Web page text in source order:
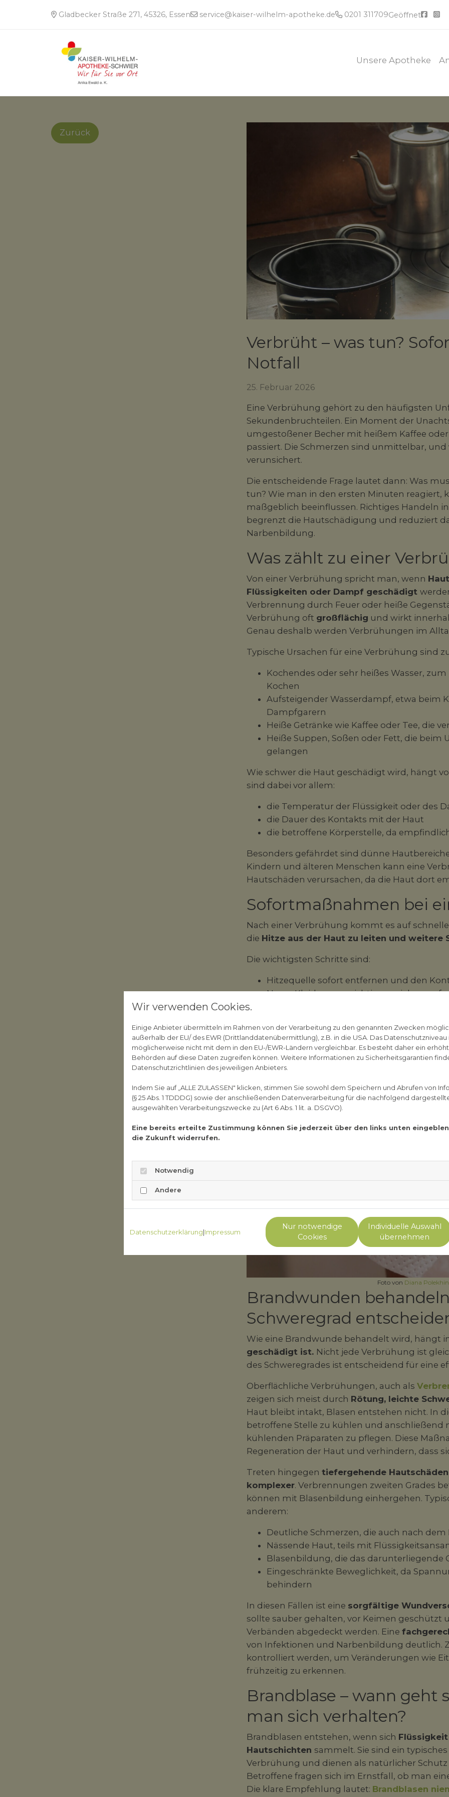
Gladbecker Straße 271, 45326, Essen service@kaiser-wilhelm-apotheke.de 0201 311709Geöffnet
Unsere Apotheke
Zurück
Verbrüht – was tun?
Notfall
25. Februar 2026
Eine Verbrühung gehört zu den häufigsten
Sekundenbruchteilen. Ein Moment der
umgestoßener Becher mit heißem Kaffee
passiert. Die Schmerzen sind unmittelbar,
verunsichert.
Die entscheidende Frage lautet dann: Was
tun? Wie man in den ersten Minuten reagiert,
maßgeblich beeinflussen. Richtiges Handeln
begrenzt die Hautschädigung und reduziert
Narbenbildung.
Was zählt zu einer
Von einer Verbrühung spricht man, wenn
Flüssigkeiten oder Dampf geschädigt
Verbrennung durch Feuer oder heiße
Verbrühung oft großflächig und wirkt
Genau deshalb werden Verbrühungen im
Typische Ursachen für eine Verbrühung sind
Kochendes oder sehr heißes Wasser,
Kochen
Aufsteigender Wasserdampf, etwa beim
Dampfgarern
Heiße Getränke wie Kaffee oder Tee, die
Heiße Suppen, Soßen oder Fett, die beim
gelangen
Wie schwer die Haut geschädigt wird, hängt
sind dabei vor allem:
die Temperatur der Flüssigkeit oder des
die Dauer des Kontakts mit der Haut
die betroffene Körperstelle, da
Besonders gefährdet sind dünne
Kindern und älteren Menschen kann eine
Hautschäden verursachen, da die Haut dort
Sofortmaßnahmen bei
Nach einer Verbrühung kommt es auf
die Hitze aus der Haut zu leiten und weitere
Die wichtigsten Schritte sind:
Hitzequelle sofort entfernen und den
Nasse Kleidung vorsichtig ausziehen,
Kühlen mit fließendem Wasser für etwa
Steril abdecken, um die Haut vor Keimen
Beim Kühlen gilt:Eis oder Kühlakkus können
sollten nicht direkt aufgelegt werden.
Zurückhaltung wichtig, um eine Unterkühlung
Foto von Diana
Brandwunden
Schweregrad
Wie eine Brandwunde behandelt wird, hängt
geschädigt ist. Nicht jede Verbrühung ist
des Schweregrades ist entscheidend für eine
Oberflächliche Verbrühungen, auch als
zeigen sich meist durch Rötung, leichte
Haut bleibt intakt, Blasen entstehen nicht. In
betroffene Stelle zu kühlen und
kühlenden Präparaten zu pflegen. Diese
Regeneration der Haut und verhindern, dass
Treten hingegen tiefergehende Hautschäden
komplexer. Verbrennungen zweiten Grades
können mit Blasenbildung einhergehen.
anderem:
Deutliche Schmerzen, die auch nach
Nässende Haut, teils mit
Blasenbildung, die das darunterliegende
Eingeschränkte Beweglichkeit, da
behindern
In diesen Fällen ist eine sorgfältige
sollte sauber gehalten, vor Keimen geschützt
Verbänden abgedeckt werden. Eine
von Infektionen und Narbenbildung deutlich.
kontrolliert werden, um Veränderungen wie
frühzeitig zu erkennen.
Brandblase – wann geht
man sich verhalten?
Brandblasen entstehen, wenn sich
Hautschichten sammelt. Sie sind ein
Verbrühung und dienen als natürlicher
Betroffene fragen sich im Ernstfall, ob man
Die klare Empfehlung lautet: Brandblasen
Wir verwenden Cookies.
Einige Anbieter übermitteln im Rahmen von der Verarbeitung zu den genannten Zwecken
außerhalb der EU/ des EWR (Drittlanddatenübermittlung), z.B. in die USA. Das Datenschutzniveau
möglicherweise nicht mit dem in den EU-/EWR-Ländern vergleichbar. Es besteht daher ein
Behörden auf diese Daten zugreifen können. Weitere Informationen zu Sicherheitsgarantien
Datenschutzrichtlinien des jeweiligen Anbieters.
Indem Sie auf „ALLE ZULASSEN" klicken, stimmen Sie sowohl dem Speichern und Abrufen von
(§ 25 Abs. 1 TDDDG) sowie der anschließenden Datenverarbeitung für die nachfolgend
ausgewählten Verarbeitungszwecke zu (Art 6 Abs. 1 lit. a. DSGVO).
Eine bereits erteilte Zustimmung können Sie jederzeit über den links unten
die Zukunft widerrufen.
Notwendig
Andere
Datenschutzerklärung|Impressum
Nur notwendige
Cookies
Individuelle Auswahl
übernehmen